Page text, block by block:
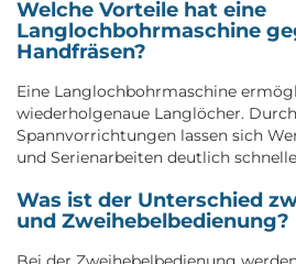
Welche Vorteile hat eine
Langlochbohrmaschine
Handfräsen?
Eine Langlochbohrmaschine
wiederholgenaue Langlöcher.
Spannvorrichtungen lassen sich
und Serienarbeiten deutlich
Was ist der Unterschied
und Zweihebelbedienung?